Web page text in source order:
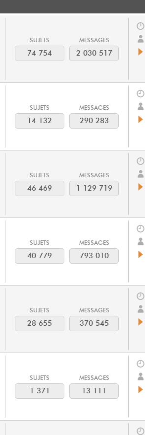
SUJETS
74 754
MESSAGES
2 030 517
SUJETS
14 132
MESSAGES
290 283
SUJETS
46 469
MESSAGES
1 129 719
SUJETS
40 779
MESSAGES
793 010
SUJETS
28 655
MESSAGES
370 545
SUJETS
1 371
MESSAGES
13 111